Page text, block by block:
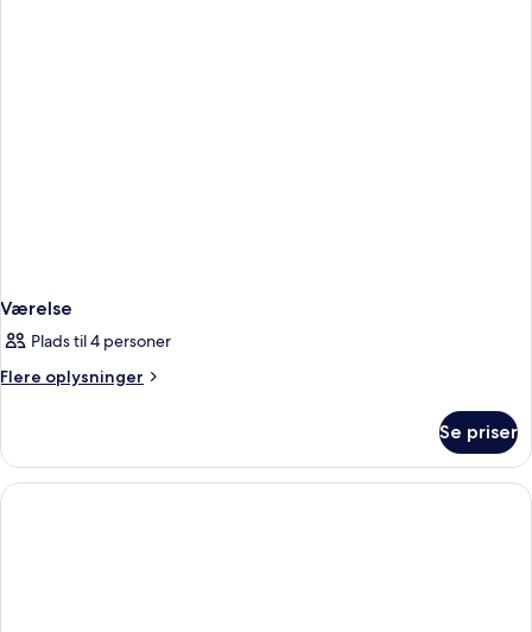
Værelse
Plads til 4 personer
Flere oplysninger
Flere
Se priser